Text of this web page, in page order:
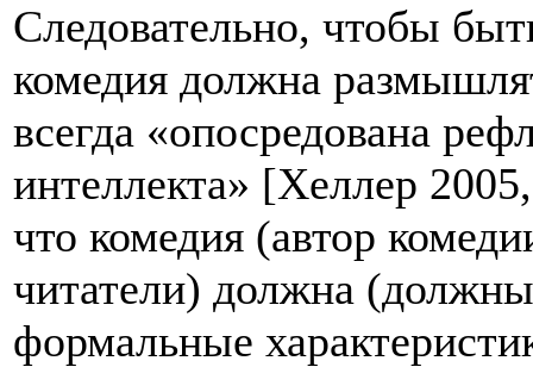
Следовательно, чтобы
комедия должна
всегда «опосредована
интеллекта» [Хеллер
что комедия (автор
читатели) должна
формальные